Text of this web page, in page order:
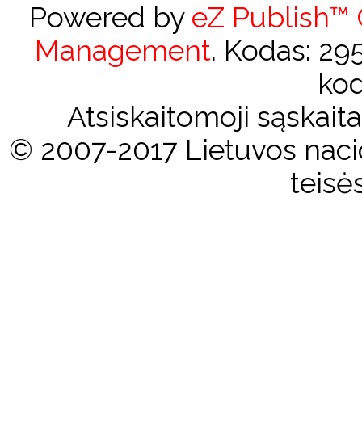
Powered by eZ Publish™
Management. Kodas:
Atsiskaitomoji
© 2007-2017 Lietuvos